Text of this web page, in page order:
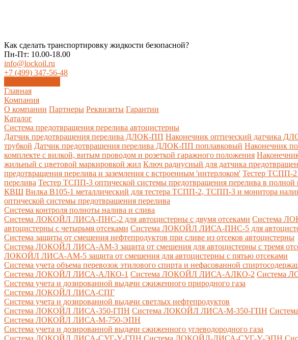
Как сделать транспортировку жидкости безопасной?
Пн-Пт: 10.00-18.00
info@lockoil.ru
+7 (499) 347-56-48
Главная
Компания
О компании Партнеры Реквизиты Гарантии
Каталог
Система предотвращения перелива автоцистерны
Датчик предотвращения перелива ДЛОК-ПП Наконечник оптический датчика
трубкой Датчик предотвращения перелива ДЛОК-ПП поплавковый Наконечник
комплекте с вилкой, витым проводом и розеткой гаражного положения
жильный с цветовой маркировкой жил Ключ радиусный для датчика
предотвращения перелива и заземления с встроенным 'интерлоком' Тестер ТСПП-2
перелива Тестер ТСПП-3 оптической системы предотвращения перелива в полной
КВШ Вилка В105-1 металлический для тестера ТСПП-2, ТСПП-3 и монитора
оптической системы предотвращения перелива
Cистема контроля полноты налива и слива
Система ЛОКОЙЛ ЛИСА-ПНС-2 для автоцистерны с двумя отсеками Система
автоцистерны с четырьмя отсеками Система ЛОКОЙЛ ЛИСА-ПНС-5 для
Система защиты от смешения нефтепродуктов при сливе из отсеков автоцистерны
Система ЛОКОЙЛ ЛИСА-AM-3 защита от смешения для автоцистерны с тремя
ЛОКОЙЛ ЛИСА-AM-5 защита от смешения для автоцистерны с пятью отсеками
Система учета объема перевозок этилового спирта и нефасованной
Система ЛОКОЙЛ ЛИСА-AЛКО-1 Система ЛОКОЙЛ ЛИСА-АЛКО-2 Система
Система учета и дозированной выдачи сжиженного природного газа
Система ЛОКОЙЛ ЛИСА-СПГ
Система учета и дозированной выдачи светлых нефтепродуктов
Система ЛОКОЙЛ ЛИСА-350-ГПН Система ЛОКОЙЛ ЛИСА-М-350-ГПН
Система ЛОКОЙЛ ЛИСА-М-750-ЭПН
Система учета и дозированной выдачи сжиженного углеводородного газа
Система ЛОКОЙЛ ЛИСА-СУГ-У-ГПН Система ЛОКОЙЛ-ЛИСА-СУГ-У-ЭПН